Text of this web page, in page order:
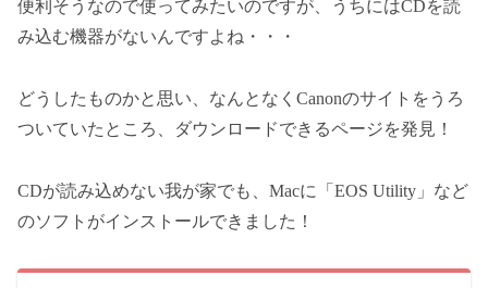
便利そうなので使ってみたいのですが、うちにはCDを読
み込む機器がないんですよね・・・
どうしたものかと思い、なんとなくCanonのサイトをうろ
ついていたところ、ダウンロードできるページを発見！
CDが読み込めない我が家でも、Macに「EOS Utility」など
のソフトがインストールできました！